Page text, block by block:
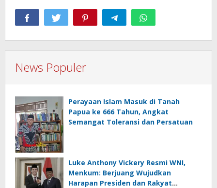
News Populer
Perayaan Islam Masuk di Tanah
Papua ke 666 Tahun, Angkat
Semangat Toleransi dan Persatuan
Luke Anthony Vickery Resmi WNI,
Menkum: Berjuang Wujudkan
Harapan Presiden dan Rakyat